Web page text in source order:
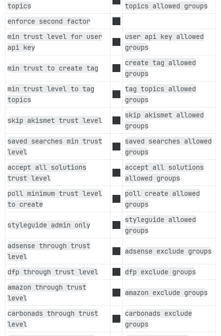
topics
topics allowed groups
enforce second factor
min trust level for user
api key
user api key allowed
groups
min trust to create tag
create tag allowed
groups
min trust level to tag
topics
tag topics allowed
groups
skip akismet trust level
skip akismet allowed
groups
saved searches min trust
level
saved searches allowed
groups
accept all solutions
trust level
accept all solutions
allowed groups
poll minimum trust level
to create
poll create allowed
groups
styleguide admin only
styleguide allowed
groups
adsense through trust
level
adsense exclude groups
dfp through trust level
dfp exclude groups
amazon through trust
level
amazon exclude groups
carbonads through trust
level
carbonads exclude
groups